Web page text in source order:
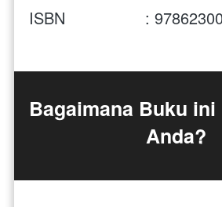
ISBN                 :
Bagaimana Buku ini
Anda?